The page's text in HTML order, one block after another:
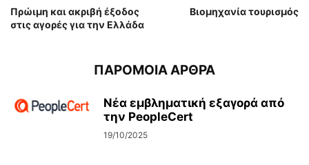
Πρώιμη και ακριβή έξοδος
στις αγορές για την Ελλάδα
Βιομηχανία τουρισμός
ΠΑΡΟΜΟΙΑ ΑΡΘΡΑ
Νέα εμβληματική εξαγορά από
την PeopleCert
19/10/2025